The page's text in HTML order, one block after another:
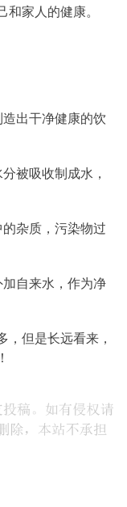
家人的健康。
出干净健康的饮
被吸收制成水，
杂质，污染物过
自来水，作为净
，但是长远看来，